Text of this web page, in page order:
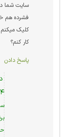
سایت شما
فشرده هم
کلیک
کار کنم؟
پاسخ دادن
۱۴